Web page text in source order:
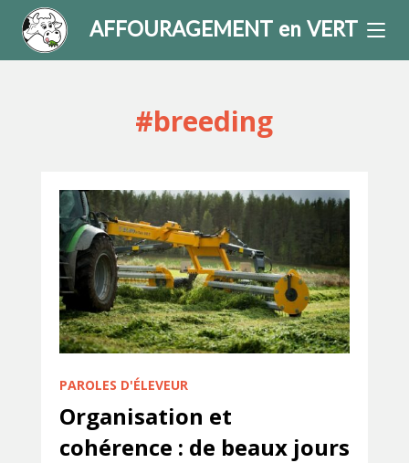
AFFOURAGEMENT en VERT
#breeding
PAROLES D'ÉLEVEUR
Organisation et
cohérence : de beaux jours